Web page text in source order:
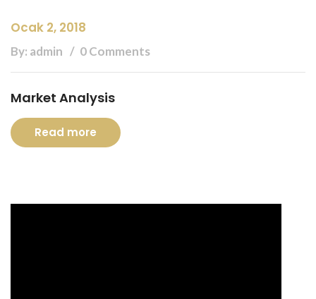
Ocak 2, 2018
By: admin 0 Comments
Market Analysis
Read more